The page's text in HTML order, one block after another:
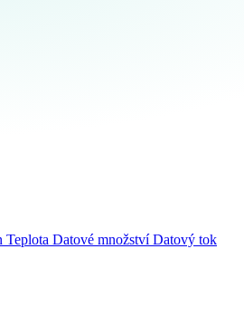
Teplota Datové množstvíDatový tok